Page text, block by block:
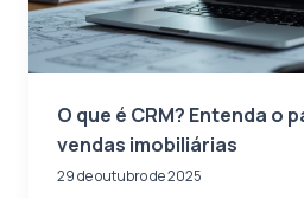
O que é CRM? Entenda o
vendas imobiliárias
29 de outubro de 2025